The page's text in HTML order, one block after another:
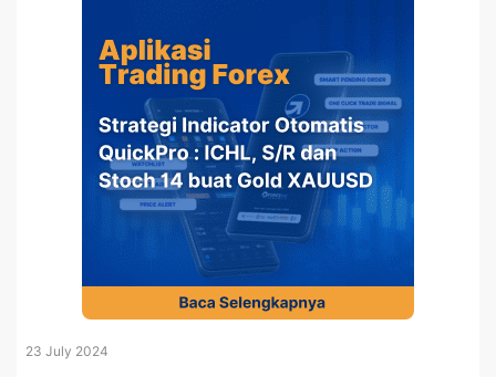
23 July 2024